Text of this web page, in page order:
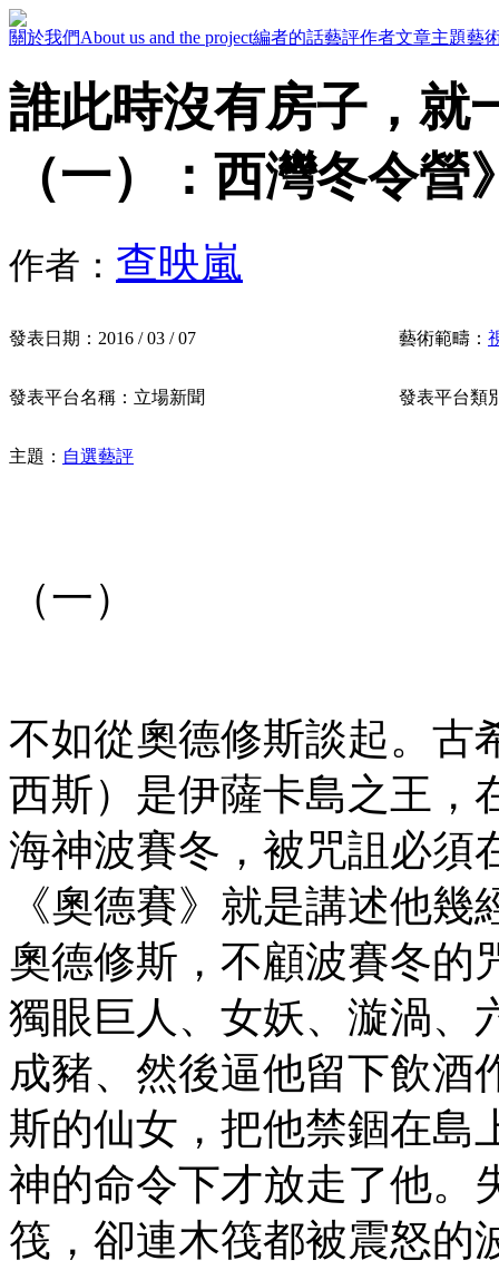
關於我們About us and the project編者的話藝評作者文章主題藝
誰此時沒有房子，
（一）：西灣冬令營
作者： 查映嵐
發表日期： 2016 / 03 / 07 藝術範疇：
發表平台名稱： 立場新聞 發表平台類
主題： 自選藝評
（一）
不如從奧德修斯談起。古
西斯）是伊薩卡島之王，
海神波賽冬，被咒詛必須
《奧德賽》就是講述他
奧德修斯，不顧波賽冬的
獨眼巨人、女妖、漩渦、
成豬、然後逼他留下飲酒
斯的仙女，把他禁錮在島
神的命令下才放走了他。
筏，卻連木筏都被震怒的